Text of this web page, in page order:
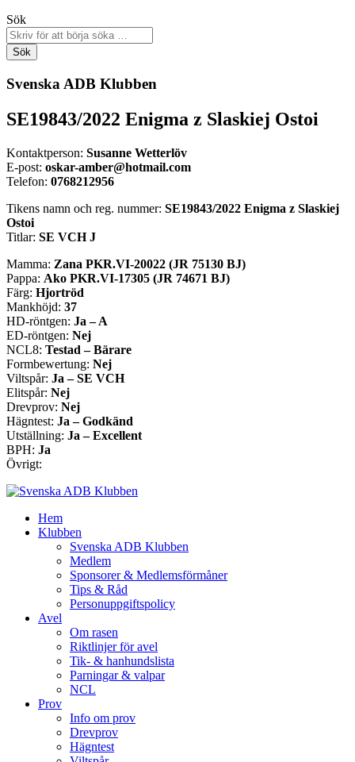
Sök
Sök
Svenska ADB Klubben
SE19843/2022 Enigma z Slaskiej Ostoi
Kontaktperson: Susanne Wetterlöv
E-post: oskar-amber@hotmail.com
Telefon: 0768212956
Tikens namn och reg. nummer: SE19843/2022 Enigma z Slaskiej
Ostoi
Titlar: SE VCH J
Mamma: Zana PKR.VI-20022 (JR 75130 BJ)
Pappa: Ako PKR.VI-17305 (JR 74671 BJ)
Färg: Hjortröd
Mankhöjd: 37
HD-röntgen: Ja – A
ED-röntgen: Nej
NCL8: Testad – Bärare
Formbewertung: Nej
Viltspår: Ja – SE VCH
Elitspår: Nej
Drevprov: Nej
Hägntest: Ja – Godkänd
Utställning: Ja – Excellent
BPH: Ja
Övrigt:
Hem
Klubben
Svenska ADB Klubben
Medlem
Sponsorer & Medlemsförmåner
Tips & Råd
Personuppgiftspolicy
Avel
Om rasen
Riktlinjer för avel
Tik- & hanhundslista
Parningar & valpar
NCL
Prov
Info om prov
Drevprov
Hägntest